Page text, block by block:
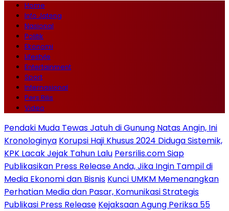
Home
Info Jateng
Nasional
Politik
Ekonomi
Lifestyle
Entertainment
Sport
Internasional
Pers Rilis
Video
Pendaki Muda Tewas Jatuh di Gunung Natas Angin, Ini
Kronologinya Korupsi Haji Khusus 2024 Diduga Sistemik,
KPK Lacak Jejak Tahun Lalu Persrilis.com Siap
Publikasikan Press Release Anda, Jika Ingin Tampil di
Media Ekonomi dan Bisnis Kunci UMKM Memenangkan
Perhatian Media dan Pasar, Komunikasi Strategis
Publikasi Press Release Kejaksaan Agung Periksa 55